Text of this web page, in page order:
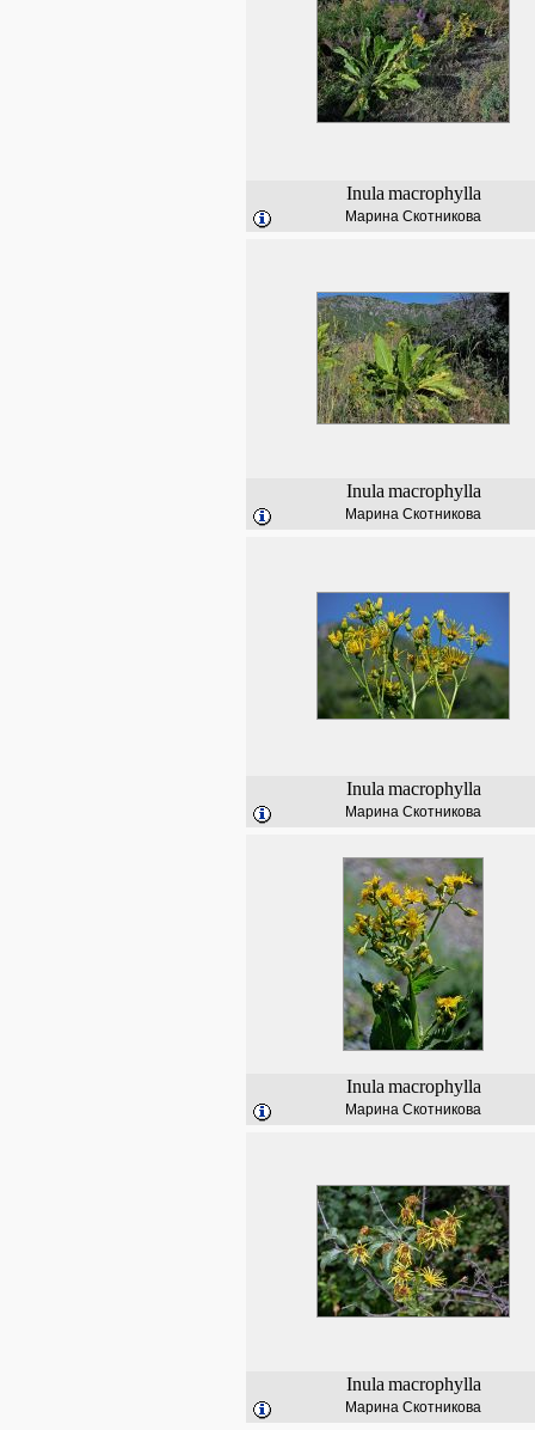
Inula macrophylla
Марина Скотникова
Inula macrophylla
Марина Скотникова
Inula macrophylla
Марина Скотникова
Inula macrophylla
Марина Скотникова
Inula macrophylla
Марина Скотникова